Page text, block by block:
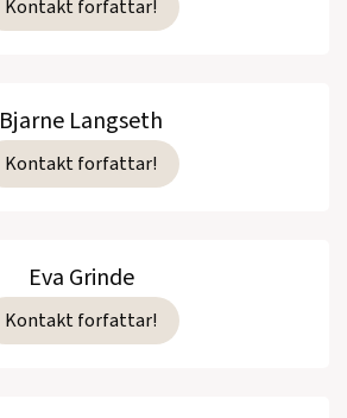
Kontakt forfattar!
Bjarne Langseth
Kontakt forfattar!
Eva Grinde
Kontakt forfattar!